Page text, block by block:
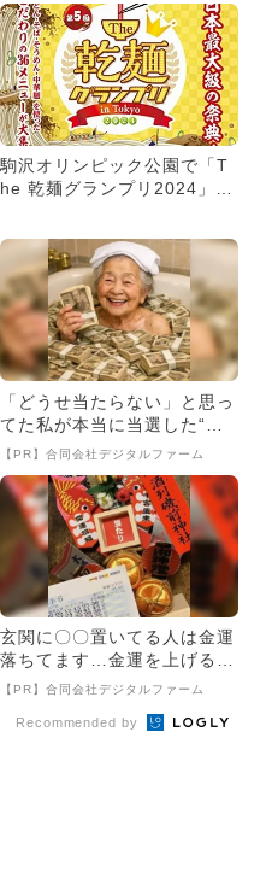
駒沢オリンピック公園で「T
he 乾麺グランプリ2024」開
「どうせ当たらない」と思っ
てた私が本当に当選した“買
い方”がこれ
【PR】合同会社デジタルファーム
玄関に〇〇置いてる人は金運
落ちてます…金運を上げる方
法とは
【PR】合同会社デジタルファーム
Recommended by